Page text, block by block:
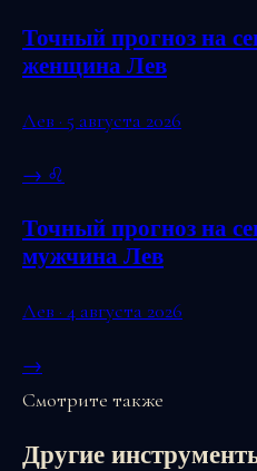
Точный прогноз на
женщина Лев
Лев · 5 августа 2026
→ ♌
Точный прогноз на
мужчина Лев
Лев · 4 августа 2026
→
Смотрите также
Другие